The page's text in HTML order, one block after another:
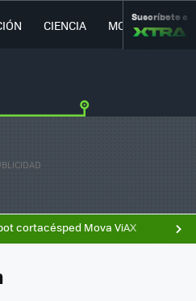
CIENCIA MOVILIDAD
Suscríbete a
cortacésped Mova ViAX